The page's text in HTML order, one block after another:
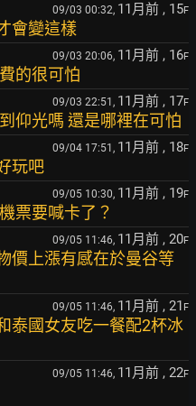
09/03 00:32, 11月前 , 15F
會變這樣
09/03 20:06, 11月前 , 16F
的很可怕
09/03 22:51, 11月前 , 17F
仰光嗎 還是哪裡在可怕
09/04 17:51, 11月前 , 18F
玩吧
09/05 10:30, 11月前 , 19F
票要喊卡了？
09/05 11:46, 11月前 , 20F
價上漲有感在於曼谷等
09/05 11:46, 11月前 , 21 F
泰國女友吃一餐配2杯冰
09/05 11:46, 11月前 , 22F